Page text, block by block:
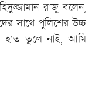
রাজু বলেন,
সাথে পুলিশের উচ্চ
হাত তুলে নাই, আমি